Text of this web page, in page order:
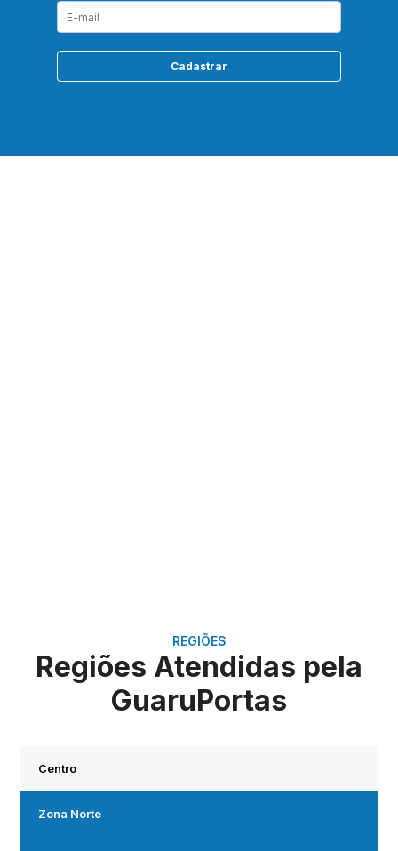
Cadastrar
REGIÕES
Regiões Atendidas pela
GuaruPortas
Centro
Zona Norte